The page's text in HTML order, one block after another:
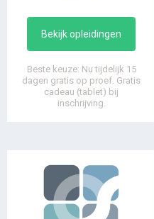
Bekijk opleidingen
Beste keuze: Nu tijdelijk 15
dagen gratis op proef. Gratis
cadeau (tablet) bij
inschrijving.